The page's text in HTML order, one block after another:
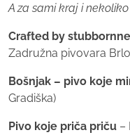
A za sami kraj i
Crafted by
Zadružna pivovara
Bošnjak – pivo koje
Gradiška)
Pivo koje priča priču –